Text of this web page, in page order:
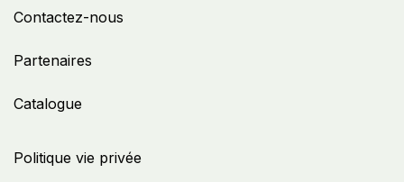
Politique vie privée
Contactez-nous
Partenaires
Catalogue